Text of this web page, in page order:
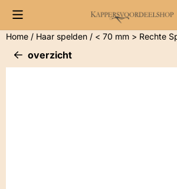
Home / Haar spelden / < 70 mm > Rechte
overzicht